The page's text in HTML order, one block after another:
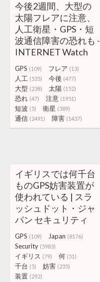
今後2週間、大型の
太陽フレアに注意、
人工衛星・GPS・短
波通信障害の恐れも -
INTERNET Watch
GPS (109) フレア (13)
人工 (535) 今後 (477)
大型 (238) 太陽 (152)
恐れ (47) 注意 (1951)
短波 (5) 衛星 (389)
通信 (2491) 障害 (1437)
イギリスでは何千台
ものGPS妨害装置が
使われている | スラ
ッシュドット・ジャ
パン セキュリティ
GPS (109) Japan (8176)
Security (5983)
イギリス (79) 何 (51)
千台 (5) 妨害 (235)
装置 (292)